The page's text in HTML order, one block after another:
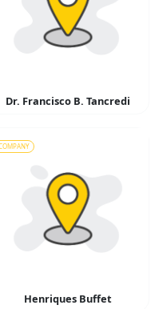
Dr. Francisco B. Tancredi
Henriques Buffet